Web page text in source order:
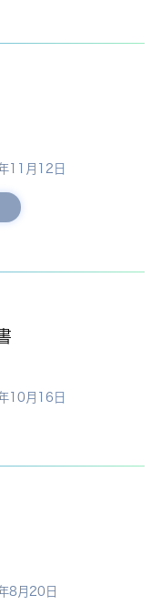
11月12日
10月16日
8月20日